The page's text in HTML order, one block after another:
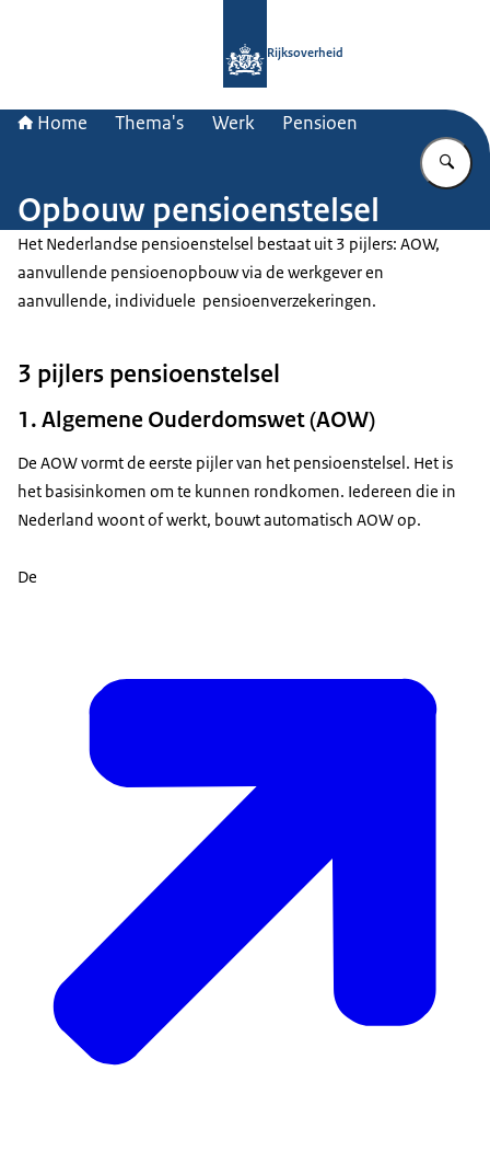
Rijksoverheid
Home Thema's Werk Pensioen
Opbouw pensioenstelsel
Het Nederlandse pensioenstelsel bestaat uit 3 pijlers: AOW,
aanvullende pensioenopbouw via de werkgever en
aanvullende, individuele pensioenverzekeringen.
3 pijlers pensioenstelsel
1. Algemene Ouderdomswet (AOW)
De AOW vormt de eerste pijler van het pensioenstelsel. Het is
het basisinkomen om te kunnen rondkomen. Iedereen die in
Nederland woont of werkt, bouwt automatisch AOW op.
De